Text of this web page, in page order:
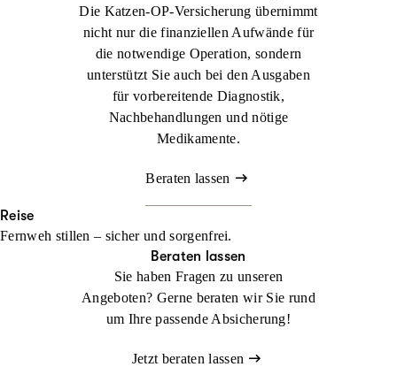
Die Katzen-OP-Versicherung übernimmt
nicht nur die finanziellen Aufwände für
die notwendige Operation, sondern
unterstützt Sie auch bei den Ausgaben
für vorbereitende Diagnostik,
Nachbehandlungen und nötige
Medikamente.
Beraten lassen
Reise
Fernweh stillen – sicher und sorgenfrei.
Beraten lassen
Sie haben Fragen zu unseren
Angeboten? Gerne beraten wir Sie rund
um Ihre passende Absicherung!
Jetzt beraten lassen